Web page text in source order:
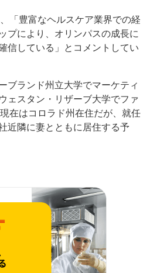
「豊富なヘルスケア業界での経
プにより、オリンパスの成長に
信している」とコメントしてい
ブランド州立大学でマーケティ
ェスタン・リザーブ大学でファ
在はコロラド州在住だが、就任
近隣に妻とともに居住する予